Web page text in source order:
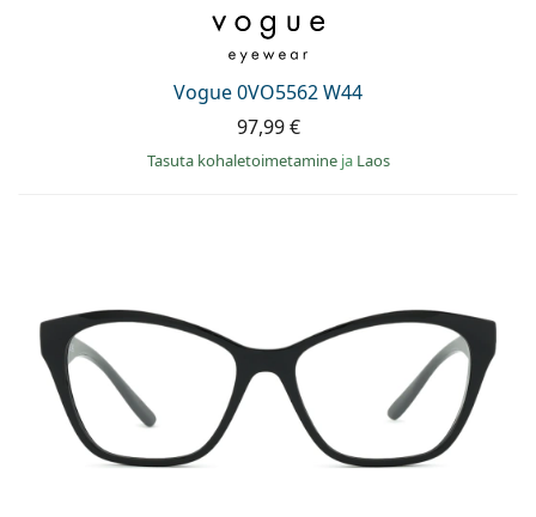
Vogue 0VO5562 W44
97,99 €
Tasuta kohaletoimetamine ja Laos